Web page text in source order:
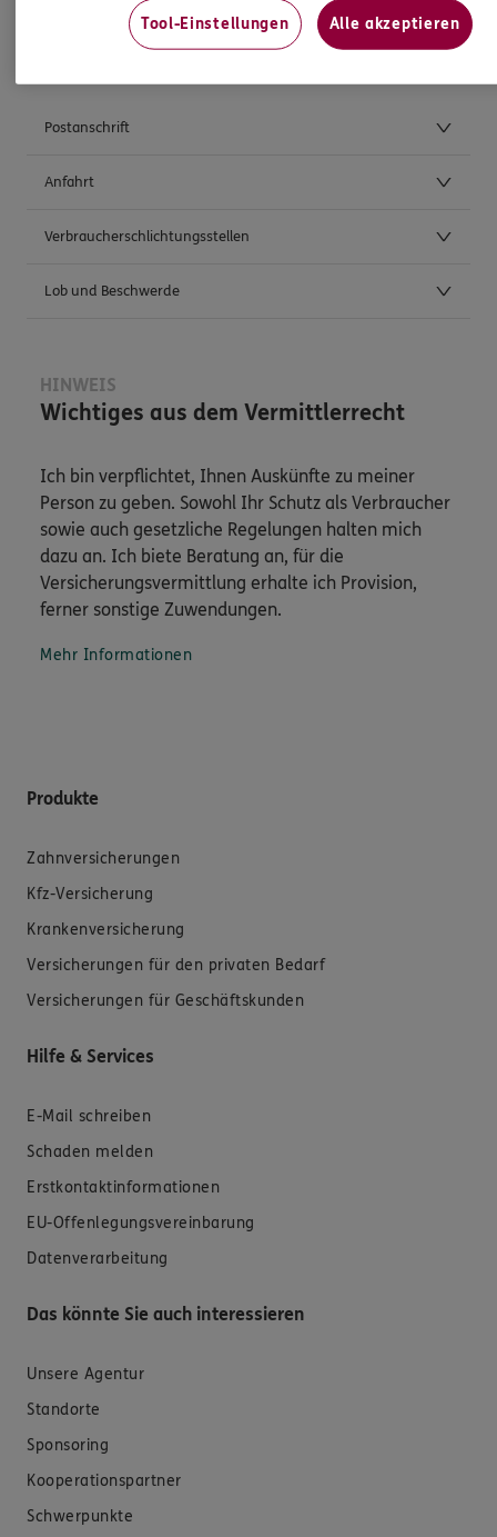
Postanschrift
Anfahrt
Verbraucherschlichtungsstellen
Lob und Beschwerde
HINWEIS
Wichtiges aus dem Vermittlerrecht
Ich bin verpflichtet, Ihnen Auskünfte zu meiner
Person zu geben. Sowohl Ihr Schutz als Verbraucher
sowie auch gesetzliche Regelungen halten mich
dazu an. Ich biete Beratung an, für die
Versicherungsvermittlung erhalte ich Provision,
ferner sonstige Zuwendungen.
Mehr Informationen
Produkte
Zahnversicherungen
Kfz-Versicherung
Krankenversicherung
Versicherungen für den privaten Bedarf
Versicherungen für Geschäftskunden
Hilfe & Services
E-Mail schreiben
Schaden melden
Erstkontaktinformationen
EU-Offenlegungsvereinbarung
Datenverarbeitung
Das könnte Sie auch interessieren
Unsere Agentur
Standorte
Sponsoring
Kooperationspartner
Schwerpunkte
Tool-Einstellungen Alle akzeptieren